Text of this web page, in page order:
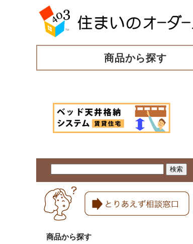
商品から探す
商品から探す